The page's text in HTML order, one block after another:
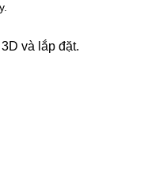
và lắp đặt.